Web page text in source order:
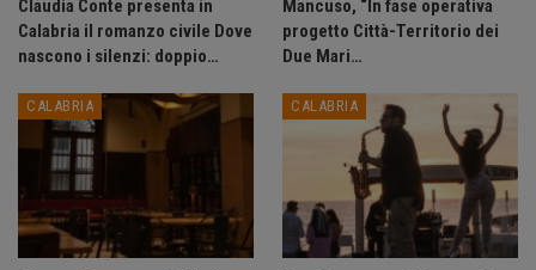
Claudia Conte presenta in
Calabria il romanzo civile Dove
nascono i silenzi: doppio…
Mancuso, “In fase operativa
progetto Città-Territorio dei
Due Mari…
CALABRIA CALABRIA